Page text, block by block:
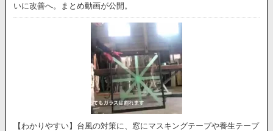
いに改善へ。まとめ動画が公開。
【わかりやすい】台風の対策に、窓にマスキングテープや養生テープ